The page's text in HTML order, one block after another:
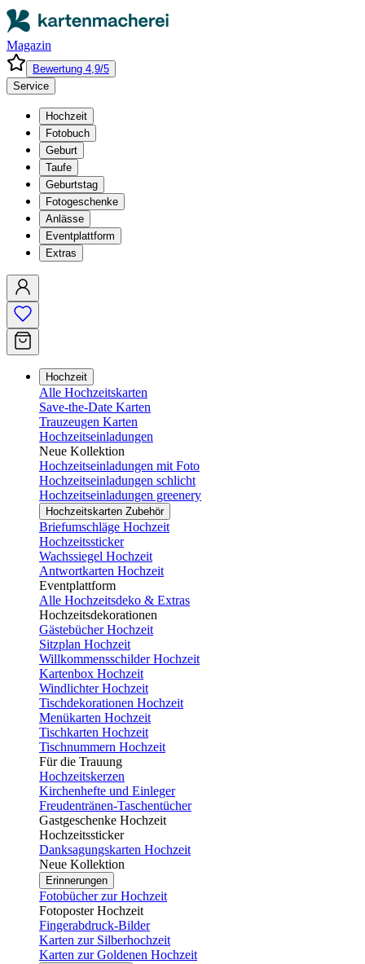
Magazin
Bewertung 4,9/5
Service
Hochzeit
Fotobuch
Geburt
Taufe
Geburtstag
Fotogeschenke
Anlässe
Eventplattform
Extras
Hochzeit
Alle Hochzeitskarten
Save-the-Date Karten
Trauzeugen Karten
Hochzeitseinladungen
Neue Kollektion
Hochzeitseinladungen mit Foto
Hochzeitseinladungen schlicht
Hochzeitseinladungen greenery
Hochzeitskarten Zubehör
Briefumschläge Hochzeit
Hochzeitssticker
Wachssiegel Hochzeit
Antwortkarten Hochzeit
Eventplattform
Alle Hochzeitsdeko & Extras
Hochzeitsdekorationen
Gästebücher Hochzeit
Sitzplan Hochzeit
Willkommensschilder Hochzeit
Kartenbox Hochzeit
Windlichter Hochzeit
Tischdekorationen Hochzeit
Menükarten Hochzeit
Tischkarten Hochzeit
Tischnummern Hochzeit
Für die Trauung
Hochzeitskerzen
Kirchenhefte und Einleger
Freudentränen-Taschentücher
Gastgeschenke Hochzeit
Hochzeitssticker
Danksagungskarten Hochzeit
Neue Kollektion
Erinnerungen
Fotobücher zur Hochzeit
Fotoposter Hochzeit
Fingerabdruck-Bilder
Karten zur Silberhochzeit
Karten zur Goldenen Hochzeit